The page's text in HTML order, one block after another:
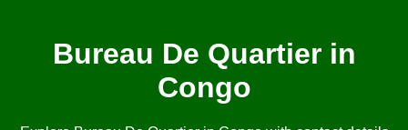
Bureau De Quartier in
Congo